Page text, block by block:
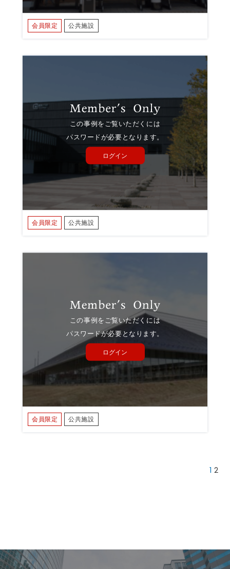
会員限定 公共施設
この事例をご覧いただくには
パスワードが必要となります。
ログイン
会員限定 公共施設
この事例をご覧いただくには
パスワードが必要となります。
ログイン
会員限定 公共施設
1 2